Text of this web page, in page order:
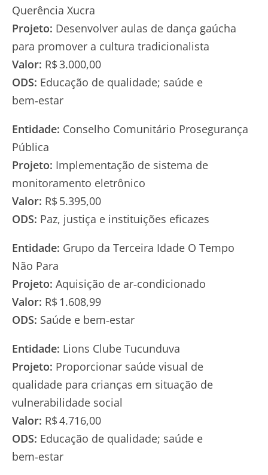
Querência Xucra
Projeto: Desenvolver aulas de dança gaúcha
para promover a cultura tradicionalista
Valor: R$ 3.000,00
ODS: Educação de qualidade; saúde e
bem‑estar
Entidade: Conselho Comunitário Prosegurança
Pública
Projeto: Implementação de sistema de
monitoramento eletrônico
Valor: R$ 5.395,00
ODS: Paz, justiça e instituições eficazes
Entidade: Grupo da Terceira Idade O Tempo
Não Para
Projeto: Aquisição de ar‑condicionado
Valor: R$ 1.608,99
ODS: Saúde e bem‑estar
Entidade: Lions Clube Tucunduva
Projeto: Proporcionar saúde visual de
qualidade para crianças em situação de
vulnerabilidade social
Valor: R$ 4.716,00
ODS: Educação de qualidade; saúde e
bem‑estar